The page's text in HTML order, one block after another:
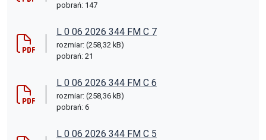
pobrań: 147
L 0 06 2026 344 FM C 7
rozmiar: (258,32 kB)
pobrań: 21
L 0 06 2026 344 FM C 6
rozmiar: (258,36 kB)
pobrań: 6
L 0 06 2026 344 FM C 5